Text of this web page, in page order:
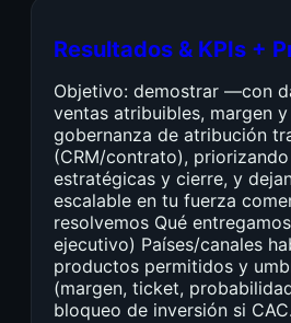
Resultados & KPIs +
Objetivo: demostrar —con
ventas atribuibles, margen
gobernanza de atribución
(CRM/contrato),
estratégicas y cierre, y
escalable en tu fuerza
resolvemos Qué
ejecutivo) Países/canales
productos permitidos y
(margen, ticket,
bloqueo de inversión si